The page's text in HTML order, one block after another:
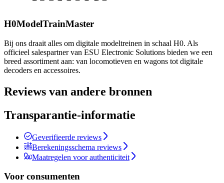
H0ModelTrainMaster
Bij ons draait alles om digitale modeltreinen in schaal H0. Als
officieel salespartner van ESU Electronic Solutions bieden we een
breed assortiment aan: van locomotieven en wagons tot digitale
decoders en accessoires.
Reviews van andere bronnen
Transparantie-informatie
Geverifieerde reviews
Berekeningsschema reviews
Maatregelen voor authenticiteit
Voor consumenten